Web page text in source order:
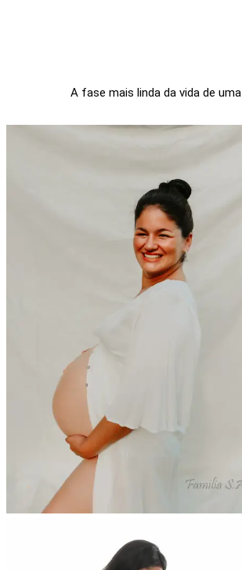
A fase mais linda da vida de